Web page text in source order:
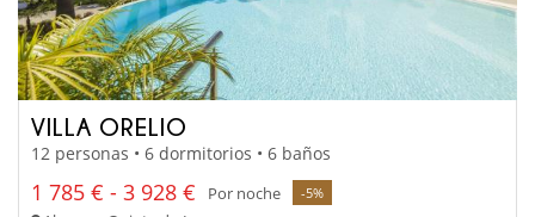
VILLA ORELIO
12 personas • 6 dormitorios • 6 baños
1 785 € - 3 928 € Por noche -5%